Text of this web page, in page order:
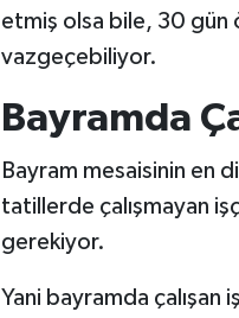
etmiş olsa bile, 30 gün
vazgeçebiliyor.
Bayramda
Bayram mesaisinin en
tatillerde çalışmayan
gerekiyor.
Yani bayramda çalışan